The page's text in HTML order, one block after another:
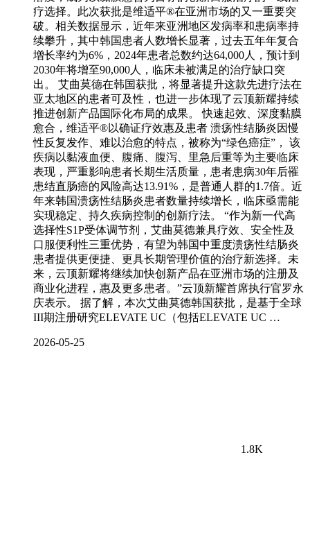
疗选择。此次获批是维适平®在亚洲市场的又一重要突
破。相关数据显示，近年来亚洲地区发病率和患病率持
续攀升，其中韩国患者人数增长显著，过去五年年复合
增长率约为6%，2024年患者总数约达64,000人，预计到
2030年将增至90,000人，临床未被满足的治疗缺口突
出。 艾曲莫德在韩国获批，将显著提升这款先进疗法在
亚太地区的患者可及性，也进一步体现了云顶新耀持续
推进创新产品国际化布局的成果。 快速起效、深度黏膜
愈合，维适平®以确证疗效惠及患者 溃疡性结肠炎因慢
性反复发作、难以治愈的特点，被称为“绿色癌症”， 该
疾病以黏液血便、腹痛、腹泻、里急后重等为主要临床
表现，严重影响患者长期生活质量，患者患病30年后罹
患结直肠癌的风险高达13.91%，是普通人群的1.7倍。近
年来韩国溃疡性结肠炎患者数量持续增长，临床亟需能
实现稳定、持久疾病控制的创新疗法。 “作为新一代高
选择性S1P受体调节剂，艾曲莫德兼具疗效、安全性及
口服便利性三重优势，有望为韩国中重度溃疡性结肠炎
患者提供更便捷、更具长期管理价值的治疗新选择。未
来，云顶新耀将继续加快创新产品在亚洲市场的注册及
商业化进程，惠及更多患者。”云顶新耀首席执行官罗永
庆表示。 据了解，本次艾曲莫德韩国获批，是基于全球
III期注册研究ELEVATE UC（包括ELEVATE UC …
2026-05-25
1.8K